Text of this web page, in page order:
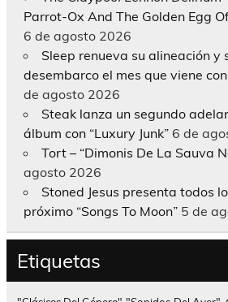
Parrot-Ox And The Golden Egg
6 de agosto 2026
Sleep renueva su alineación y
desembarco el mes que viene
de agosto 2026
Steak lanza un segundo
álbum con “Luxury Junk” 6 de
Tort – “Dimonis De La Sauva
agosto 2026
Stoned Jesus presenta todos
próximo “Songs To Moon” 5 de
Etiquetas